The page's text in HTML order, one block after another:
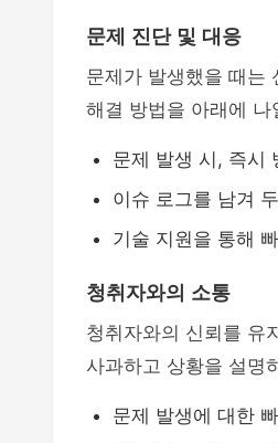
문제 진단 및 대응
문제가 발생했을 때는
해결 방법을 아래에 나
문제 발생 시, 즉시
이슈 로그를 남겨
기술 지원을 통해
청취자와의 소통
청취자와의 신뢰를 유
사과하고 상황을 설명
문제 발생에 대한